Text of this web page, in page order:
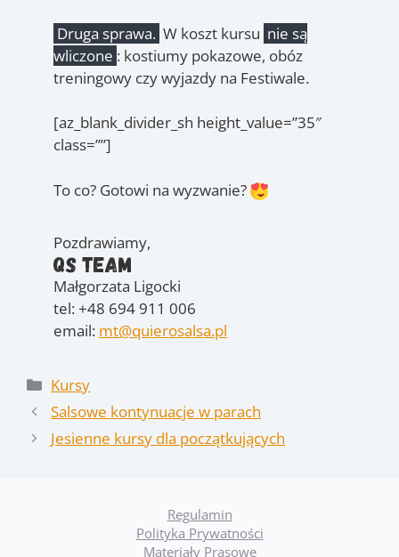
Druga sprawa. W koszt kursu nie są
wliczone : kostiumy pokazowe, obóz
treningowy czy wyjazdy na Festiwale.
[az_blank_divider_sh height_value=”35″
class=””]
To co? Gotowi na wyzwanie?
Pozdrawiamy,
QS Team
Małgorzata Ligocki
tel: +48 694 911 006
email: mt@quierosalsa.pl
Kategorie
Kursy
Salsowe kontynuacje w parach
Jesienne kursy dla początkujących
Regulamin
Polityka Prywatności
Materiały Prasowe